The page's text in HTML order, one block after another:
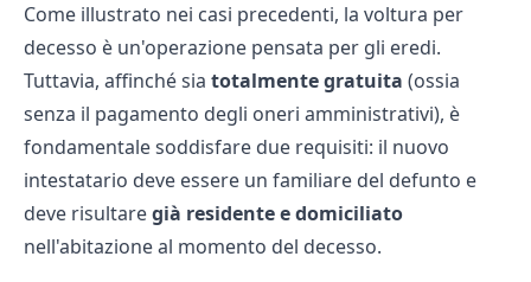
Come illustrato nei casi precedenti, la voltura per
decesso è un'operazione pensata per gli eredi.
Tuttavia, affinché sia totalmente gratuita (ossia
senza il pagamento degli oneri amministrativi), è
fondamentale soddisfare due requisiti: il nuovo
intestatario deve essere un familiare del defunto e
deve risultaregià residente e domiciliato
nell'abitazione al momento del decesso.